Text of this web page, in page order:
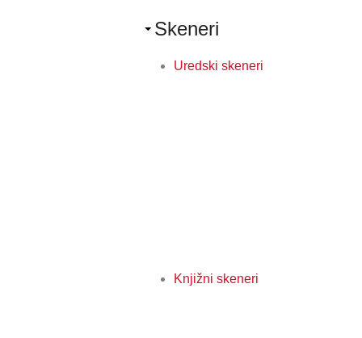
Skeneri
Uredski skeneri
Knjižni skeneri